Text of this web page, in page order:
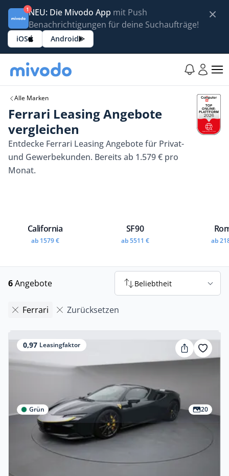
1NEU: Die Mivodo App mit Push
Benachrichtigungen für deine Suchaufträge!
iOS Android
Alle Marken
Ferrari Leasing Angebote
vergleichen
Entdecke Ferrari Leasing Angebote für Privat-
und Gewerbekunden. Bereits ab 1.579 € pro
Monat.
California
ab 1579 €
SF90
ab 5511 € ab
6Angebote Beliebtheit
Ferrari Zurücksetzen
0,97 Leasingfaktor
Grün 20
Gewerbe
Ferrari SF90
1002 PS (737 kW)